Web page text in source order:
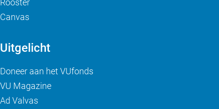
Canvas
Uitgelicht
Doneer aan het VUfonds
VU Magazine
Ad Valvas